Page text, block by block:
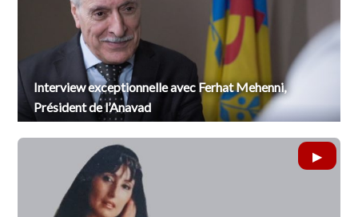
Interview exceptionnelle avec Ferhat Mehenni,
Président de l’Anavad